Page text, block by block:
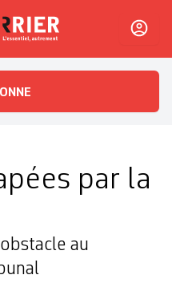
L'essentiel, autrement
par la
au